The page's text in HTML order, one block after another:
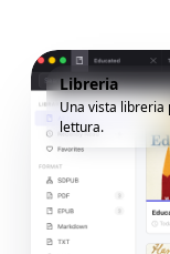
Libreria
Una vista libreria
lettura.